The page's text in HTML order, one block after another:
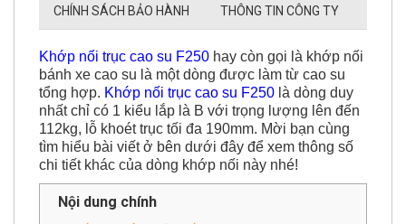
CHÍNH SÁCH BẢO HÀNH THÔNG TIN CÔNG TY
Khớp nối trục cao su F250 hay còn gọi là khớp nối
bánh xe cao su là một dòng được làm từ cao su
tổng hợp. Khớp nối trục cao su F250 là dòng duy
nhất chỉ có 1 kiểu lắp là B với trọng lượng lên đến
112kg, lỗ khoét trục tối đa 190mm. Mời bạn cùng
tìm hiểu bài viết ở bên dưới đây để xem thông số
chi tiết khác của dòng khớp nối này nhé!
Nội dung chính